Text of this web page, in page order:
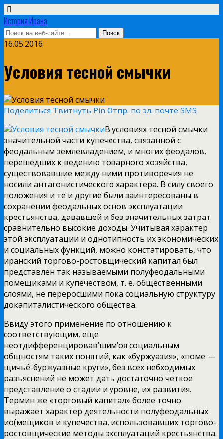
История Ирана
16.05.2016
Условия тесной смычки
Поделиться Твитнуть Pin Отпр. по эл. почте SMS
В условиях тесной смычки
значительной части купечества, связанной с
феодальным землевладением, и многих феодалов,
перешедших к ведению товарного хозяйства,
существовавшие между ними противоречия не
носили антагонистического характера. В силу своего
положения и те и другие были заинтересованы в
сохранении феодальных основ эксплуатации
крестьянства, дававшей и без значительных затрат
сравнительно высокие доходы. Учитывая характер
этой эксплуатации и однотипность их экономических
и социальных функций, можно констатировать, что
иранский торгово-ростовщический капитал был
представлен так называемыми полуфеодальными
помещиками и купечеством, т. е. общественными
слоями, не переросшими пока социальную структуру
докапиталистического общества.
Ввиду этого применение по отношению к
соответствующим, еще
неотдифференцировав’шим’оя социальным
общностям таких понятий, как «буржуазия», «поме —
щичьё-буржуазные круги», без всех небходимых
разъяснений не может дать достаточно четкое
представление о стадии и уровне, их развития.
Термин же «торговый капитал» более точно
выражает характер деятельности полуфеодальных
ио(мещиков и купечества, использовавших торгово-
ростовщические методы эксплуатаций крестьянства.